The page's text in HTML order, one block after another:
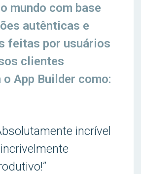
mundo com base
autênticas e
feitas por usuários
clientes
o App Builder como:
incrível